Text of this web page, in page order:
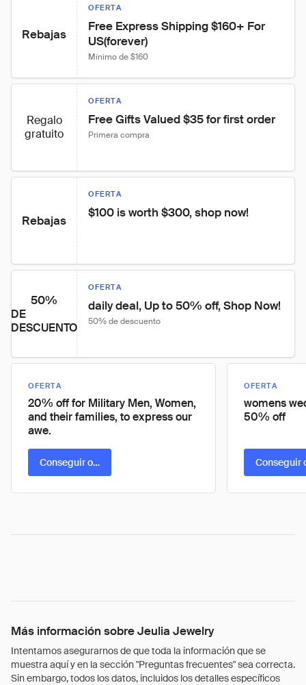
Rebajas
OFERTA
Free Express Shipping $160+ For
US(forever)
Mínimo de $160
Regalo
gratuito
OFERTA
Free Gifts Valued $35 for first order
Primera compra
Rebajas
OFERTA
$100 is worth $300, shop now!
50%
DE
DESCUENTO
OFERTA
daily deal, Up to 50% off, Shop Now!
50% de descuento
OFERTA
20% off for Military Men, Women,
and their families, to express our
awe.
Conseguir oferta
OFERTA
womens
50% off
Conseguir
Más información sobre Jeulia Jewelry
Intentamos asegurarnos de que toda la información que se
muestra aquí y en la sección "Preguntas frecuentes" sea correcta.
Sin embargo, todos los datos, incluidos los detalles específicos